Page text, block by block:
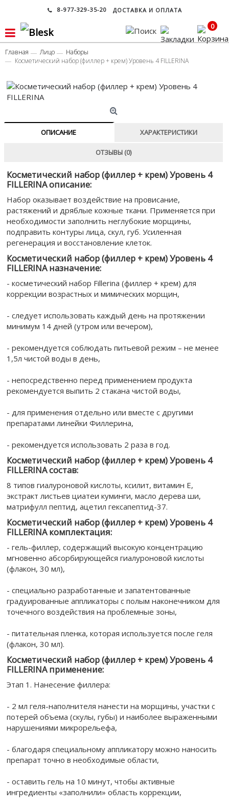
8-977-329-35-20 ДОСТАВКА И ОПЛАТА
0
Главная Лицо
Наборы
Косметический набор (филлер + крем) Уровень 4 FILLERINA
ОПИСАНИЕ ХАРАКТЕРИСТИКИ
ОТЗЫВЫ (0)
Косметический набор (филлер + крем) Уровень 4
FILLERINA описание:
Набор оказывает воздействие на провисание,
растяжений и дряблые кожные ткани. Применяется при
необходимости заполнить неглубокие морщины,
подправить контуры лица, скул, губ. Усиленная
регенерация и восстановление клеток.
Косметический набор (филлер + крем) Уровень 4
FILLERINA назначение:
- косметический набор Fillerina (филлер + крем) для
коррекции возрастных и мимических морщин,
- следует использовать каждый день на протяжении
минимум 14 дней (утром или вечером),
- рекомендуется соблюдать питьевой режим – не менее
1,5л чистой воды в день,
- непосредственно перед применением продукта
рекомендуется выпить 2 стакана чистой воды,
- для применения отдельно или вместе с другими
препаратами линейки Филлерина,
- рекомендуется использовать 2 раза в год.
Косметический набор (филлер + крем) Уровень 4
FILLERINA состав:
8 типов гиалуроновой кислоты, ксилит, витамин Е,
экстракт листьев циатеи куминги, масло дерева ши,
матрифулл пептид, ацетил гексапептид-37.
Косметический набор (филлер + крем) Уровень 4
FILLERINA комплектация:
- гель-филлер, содержащий высокую концентрацию
мгновенно абсорбирующейся гиалуроновой кислоты
(флакон, 30 мл),
- специально разработанные и запатентованные
градуированные аппликаторы с полым наконечником для
точечного воздействия на проблемные зоны,
- питательная пленка, которая используется после геля
(флакон, 30 мл).
Косметический набор (филлер + крем) Уровень 4
FILLERINA применение:
Этап 1. Нанесение филлера:
- 2 мл геля-наполнителя нанести на морщины, участки с
потерей объема (скулы, губы) и наиболее выраженными
нарушениями микрорельефа,
- благодаря специальному аппликатору можно наносить
препарат точно в необходимые области,
- оставить гель на 10 минут, чтобы активные
ингредиенты «заполнили» область коррекции,